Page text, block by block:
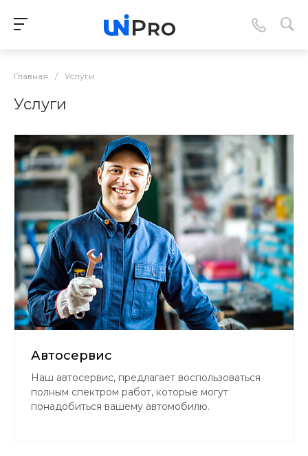
Главная / Услуги
Услуги
Автосервис
Наш автосервис, предлагает воспользоваться
полным спектром работ, которые могут
понадобиться вашему автомобилю.